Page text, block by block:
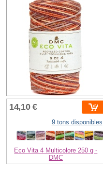
14,10 €
9 tons disponibles
Eco Vita 4 Multicolore 250 g -
DMC